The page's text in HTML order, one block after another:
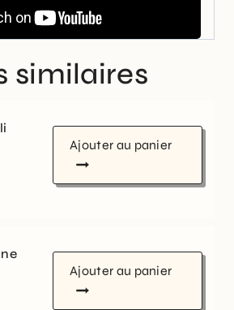
similaires
Ajouter au panier
Ajouter au panier